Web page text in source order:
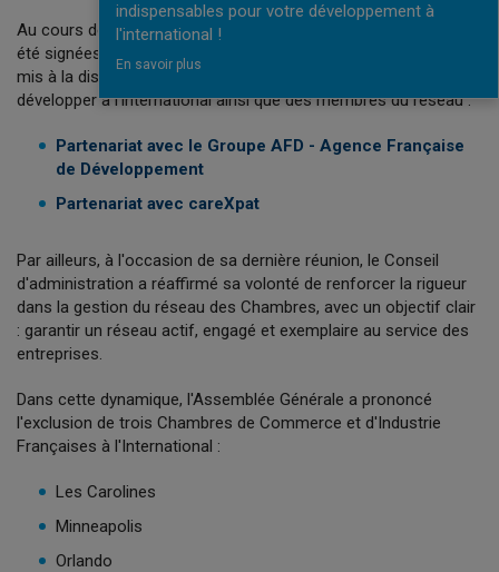
Au cours de la matinée, deux conventions de partenariat ont
été signées afin de renforcer l'accompagnement et les moyens
mis à la disposition des entreprises françaises souhaitant se
développer à l'international ainsi que des membres du réseau :
Partenariat avec le Groupe AFD - Agence Française
de Développement
Partenariat avec careXpat
Par ailleurs, à l'occasion de sa dernière réunion, le Conseil
d'administration a réaffirmé sa volonté de renforcer la rigueur
dans la gestion du réseau des Chambres, avec un objectif clair
: garantir un réseau actif, engagé et exemplaire au service des
entreprises.
Dans cette dynamique, l'Assemblée Générale a prononcé
l'exclusion de trois Chambres de Commerce et d'Industrie
Françaises à l'International :
Les Carolines
Minneapolis
Orlando
indispensables pour votre développement à
l'international !
En savoir plus